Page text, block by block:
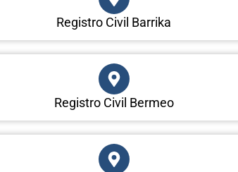
Registro Civil Barrika
Registro Civil Bermeo